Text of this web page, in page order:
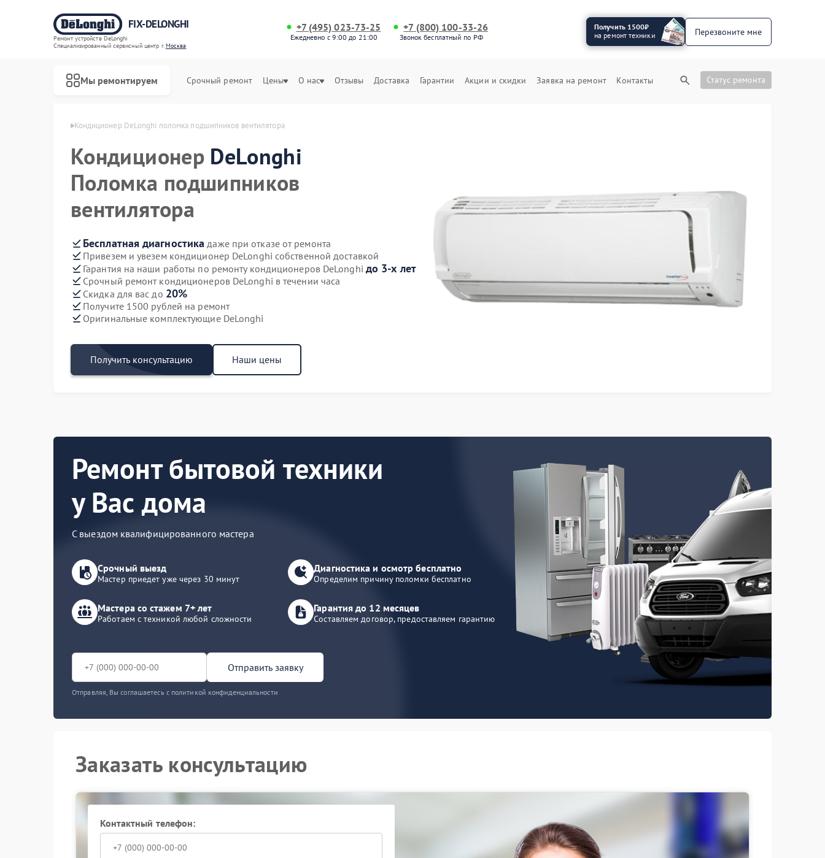
FIX-DELONGHI
Ремонт устройств DeLonghi
Специализированный cервисный центр г.Москва
+7 (495) 023-73-25
Ежедневно с 9:00 до 21:00
+7 (800) 100-33-26
Звонок бесплатный по РФ
Получить 1500₽
на ремонт техники
Перезвоните мне
Мы ремонтируем Срочный ремонт Цены О нас Отзывы Доставка Гарантии Акции и скидки Заявка на ремонт Контакты Статус ремонта
Кондиционер DeLonghi поломка подшипников вентилятора
Кондиционер DeLonghi
Поломка подшипников
вентилятора
Бесплатная диагностика даже при отказе от ремонта
Привезем и увезем кондиционер DeLonghi собственной доставкой
Гарантия на наши работы по ремонту кондиционеров DeLonghi до 3-х лет
Срочный ремонт кондиционеров DeLonghi в течении часа
Скидка для вас до 20%
Получите 1500 рублей на ремонт
Оригинальные комплектующие DeLonghi
Получить консультацию Наши цены
Ремонт бытовой техники
у Вас дома
С выездом квалифицированного мастера
Срочный выезд
Мастер приедет уже через 30 минут
Диагностика и осмотр бесплатно
Определим причину поломки бесплатно
Мастера со стажем 7+ лет
Работаем с техникой любой сложности
Гарантия до 12 месяцев
Составляем договор, предоставляем гарантию
Отправить заявку
Отправляя, Вы соглашаетесь с политикой конфиденциальности
Заказать консультацию
Контактный телефон: